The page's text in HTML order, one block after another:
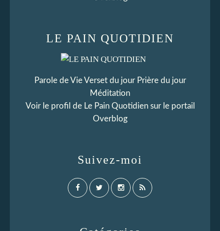
LE PAIN QUOTIDIEN
Parole de Vie Verset du jour Prière du jour
Méditation
Voir le profil de Le Pain Quotidiensur le portail
Overblog
Suivez-moi